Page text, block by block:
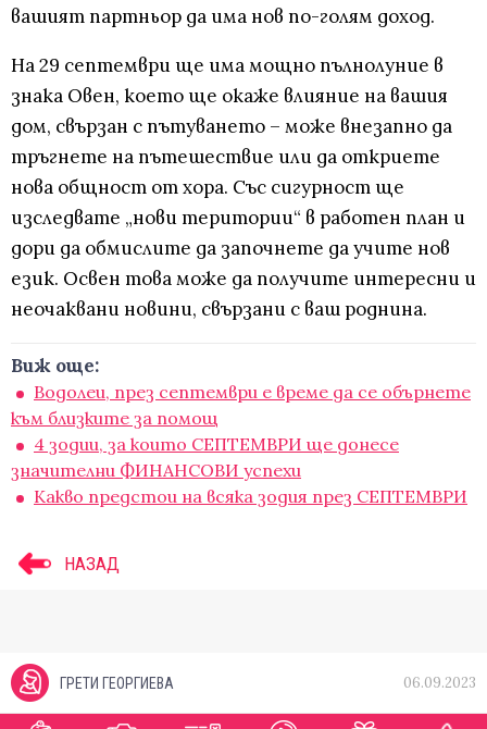
вашият партньор да има нов по-голям доход.
На 29 септември ще има мощно пълнолуние в
знака Овен, което ще окаже влияние на вашия
дом, свързан с пътуването – може внезапно да
тръгнете на пътешествие или да откриете
нова общност от хора. Със сигурност ще
изследвате „нови територии“ в работен план и
дори да обмислите да започнете да учите нов
език. Освен това може да получите интересни и
неочаквани новини, свързани с ваш роднина.
Виж още:
Водолеи, през септември е време да се обърнете
към близките за помощ
4 зодии, за които СЕПТЕМВРИ ще донесе
значителни ФИНАНСОВИ успехи
Какво предстои на всяка зодия през СЕПТЕМВРИ
НАЗАД
ГРЕТИ ГЕОРГИЕВА 06.09.2023